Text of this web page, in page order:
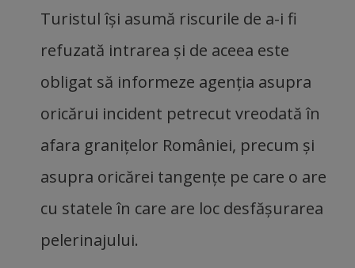
Turistul îşi asumă riscurile de a-i fi
refuzată intrarea şi de aceea este
obligat să informeze agenţia asupra
oricărui incident petrecut vreodată în
afara graniţelor României, precum şi
asupra oricărei tangenţe pe care o are
cu statele în care are loc desfăşurarea
pelerinajului.